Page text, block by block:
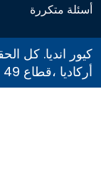
أسئلة متكررة
أركاديا ،قطاع 49 ، غوروغرام ، هاريانا ، الهند